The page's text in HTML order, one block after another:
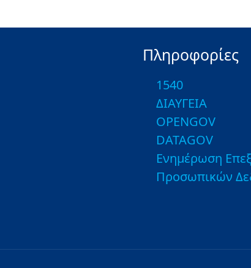
Πληροφορίες
1540
ΔΙΑΥΓΕΙΑ
OPENGOV
DATAGOV
Ενημέρωση
Προσωπικών